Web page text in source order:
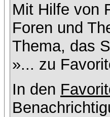
Mit Hilfe von
Foren und
Thema, das
»... zu
In den